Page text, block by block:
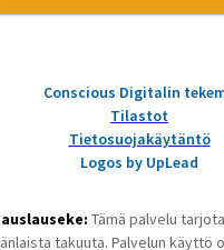
Conscious Digitalin
Tilastot
Tietosuojakäytäntö
Logos by UpLead
Tämä palvelu
takuuta. Palvelun käyttö